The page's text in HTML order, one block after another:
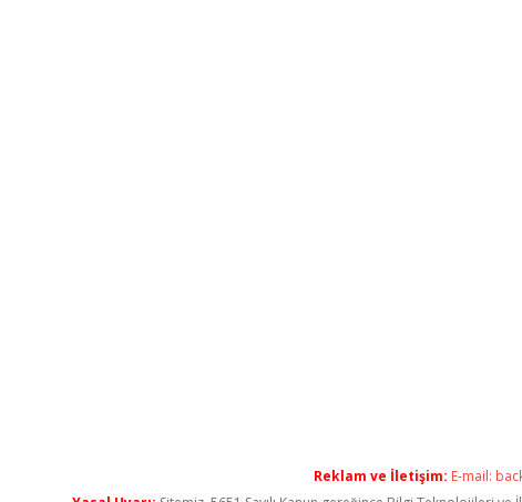
Reklam ve İletişim: E-mail: